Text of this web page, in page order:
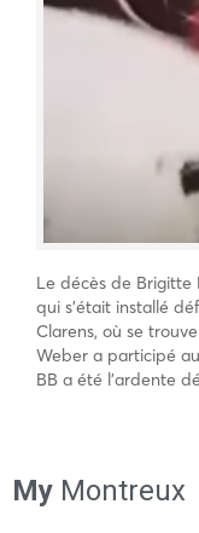
Le décès de Brigitte
qui s’était installé
Clarens, où se
Weber a participé
BB a été l’ardente
My Montreux